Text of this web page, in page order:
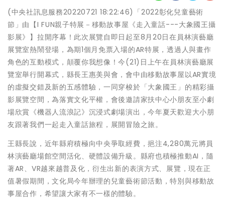
(中央社訊息服務20220721 18:22:46)「2022彰化兒童藝術
節」由【I FUN親子特展－移動故事屋《走入童話---大象國王攝
影展》】拉開序幕！此次展覽自即日起至8月20日在員林演藝廳
展覽室熱鬧登場，為期1個月免票入場的AR特展，透過人與畫作
角色的互動模式，顛覆你我想像！今(21)日上午在員林演藝廳展
覽室舉行開幕式，縣長王惠美與會，會中由移動故事屋以AR實境
的虛擬交錯及新的五感體驗，一同穿梭於「大象國王」的精彩攝
影展覽空間，為落實文化平權，會後邀請家扶中心小朋友至小劇
場欣賞《機器人流浪記》沉浸式劇場演出，今年夏天歡迎大小朋
友跟著我們一起走入童話旅程，展開冒險之旅。
王縣長說，近年縣府積極向中央爭取經費，挹注4,280萬元將員
林演藝廳場館空間活化、硬體設備升級。縣府也積極推動AI，隨
著AR、VR越來越普及化，衍生出新的表演方式、展覽，現在正
值暑假期間，文化局今年辦理的兒童藝術節活動，特別與移動故
事屋合作，希望讓大家有不一樣的體驗。